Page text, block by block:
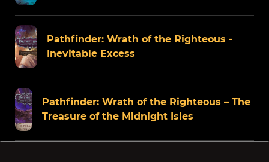
Pathfinder: Wrath of the Righteous -
Inevitable Excess
Pathfinder: Wrath of the Righteous – The
Treasure of the Midnight Isles